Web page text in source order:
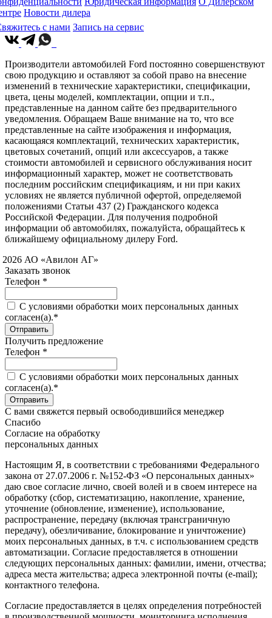
Новости дилера
с нами Запись на сервис
Производители автомобилей Ford постоянно совершенствуют
свою продукцию и оставляют за собой право на внесение
изменений в технические характеристики, спецификации,
цвета, цены моделей, комплектации, опции и т.п.,
представленные на данном сайте без предварительного
уведомления. Обращаем Ваше внимание на то, что все
представленные на сайте изображения и информация,
касающаяся комплектаций, технических характеристик,
цветовых сочетаний, опций или аксессуаров, а также
стоимости автомобилей и сервисного обслуживания носит
информационный характер, может не соответствовать
последним российским спецификациям, и ни при каких
условиях не является публичной офертой, определяемой
положениями Статьи 437 (2) Гражданского кодекса
Российской Федерации. Для получения подробной
информации об автомобилях, пожалуйста, обращайтесь к
ближайшему официальному дилеру Ford.
АО «Авилон АГ»
Заказать звонок
Телефон *
C условиями обработки моих персональных данных
согласен(а).*
Получить предложение
Телефон *
C условиями обработки моих персональных данных
согласен(а).*
С вами свяжется первый освободившийся менеджер
Спасибо
Согласие на обработку
персональных данных
Настоящим Я, в соответствии с требованиями Федерального
закона от 27.07.2006 г. №152-ФЗ «О персональных данных»
даю свое согласие лично, своей волей и в своем интересе на
обработку (сбор, систематизацию, накопление, хранение,
уточнение (обновление, изменение), использование,
распространение, передачу (включая трансграничную
передачу), обезличивание, блокирование и уничтожение)
моих персональных данных, в т.ч. с использованием средств
автоматизации. Согласие предоставляется в отношении
следующих персональных данных: фамилии, имени, отчества;
адреса места жительства; адреса электронной почты (e-mail);
контактного телефона.
Согласие предоставляется в целях определения потребностей